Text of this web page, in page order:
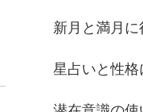
新月と満月
星占いと性格